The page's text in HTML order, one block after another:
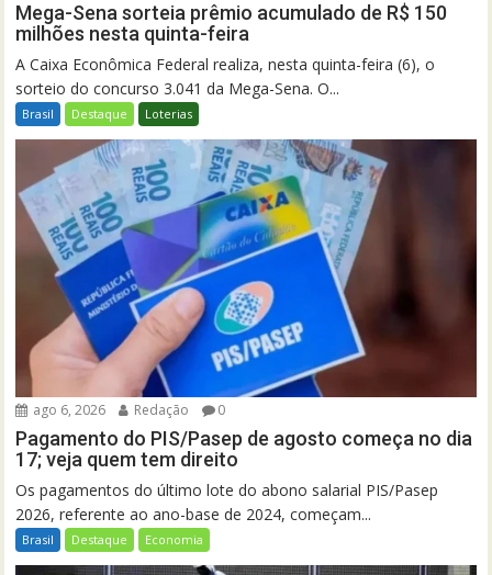
Mega-Sena sorteia prêmio acumulado de R$ 150
milhões nesta quinta-feira
A Caixa Econômica Federal realiza, nesta quinta-feira (6), o
sorteio do concurso 3.041 da Mega-Sena. O...
Brasil Destaque Loterias
ago 6, 2026 Redação 0
Pagamento do PIS/Pasep de agosto começa no dia
17; veja quem tem direito
Os pagamentos do último lote do abono salarial PIS/Pasep
2026, referente ao ano-base de 2024, começam...
Brasil Destaque Economia